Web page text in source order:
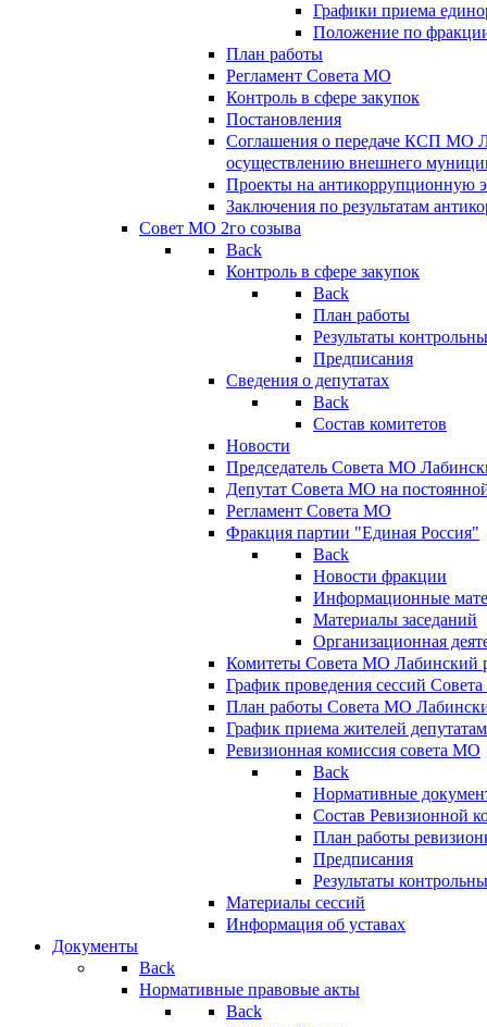
Графики приема
Положение по
План работы
Регламент Совета МО
Контроль в сфере закупок
Постановления
Соглашения о передаче КСП МО
осуществлению внешнего
Проекты на антикоррупционную
Заключения по результатам
Совет МО 2го созыва
Back
Контроль в сфере закупок
Back
План работы
Результаты
Предписания
Сведения о депутатах
Back
Состав комитетов
Новости
Председатель Совета МО
Депутат Совета МО на
Регламент Совета МО
Фракция партии "Единая Россия"
Back
Новости фракции
Информационные
Материалы заседаний
Организационная
Комитеты Совета МО Лабинский
График проведения сессий
План работы Совета МО
График приема жителей
Ревизионная комиссия совета МО
Back
Нормативные
Состав Ревизионной
План работы
Предписания
Результаты
Материалы сессий
Информация об уставах
Документы
Back
Нормативные правовые акты
Back